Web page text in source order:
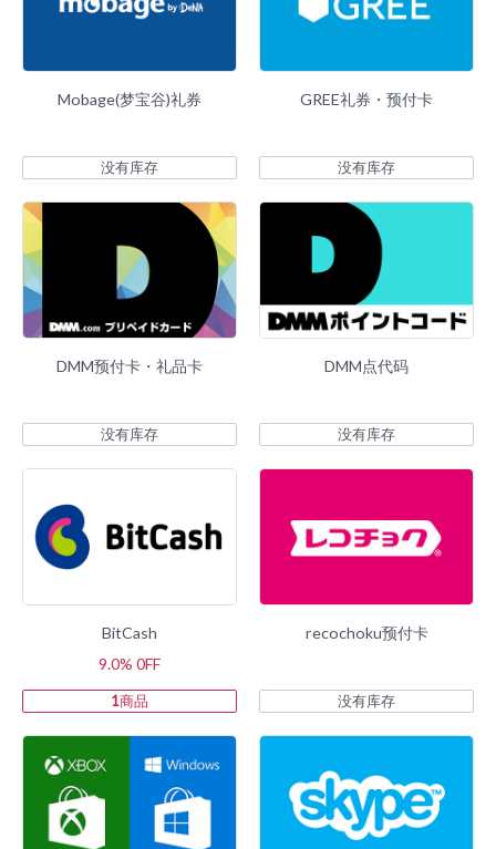
Mobage(梦宝谷)礼券
没有库存
GREE礼券・预付卡
没有库存
DMM预付卡・礼品卡
没有库存
DMM点代码
没有库存
BitCash
9.0% 0FF
1商品
recochoku预付卡
没有库存